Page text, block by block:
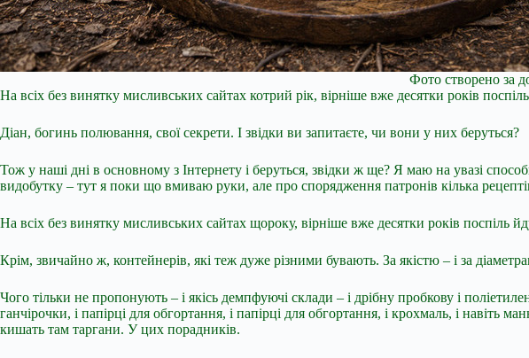
Фото створено за
На всіх без винятку мисливських сайтах котрий рік, вірніше вже десятки років
Діан, богинь полювання, свої секрети. І звідки ви запитаєте, чи вони у них беруться?
Тож у наші дні в основному з Інтернету і беруться, звідки ж ще? Я маю на увазі
видобутку – тут я поки що вмиваю руки, але про спорядження патронів кілька
На всіх без винятку мисливських сайтах щороку, вірніше вже десятки років поспіль
Крім, звичайно ж, контейнерів, які теж дуже різними бувають. За якістю – і за
Чого тільки не пропонують – і якісь демпфуючі склади – і дрібну пробкову і
ганчірочки, і папірці для обгортання, і папірці для обгортання, і крохмаль, і навіть
кишать там таргани. У цих порадників.